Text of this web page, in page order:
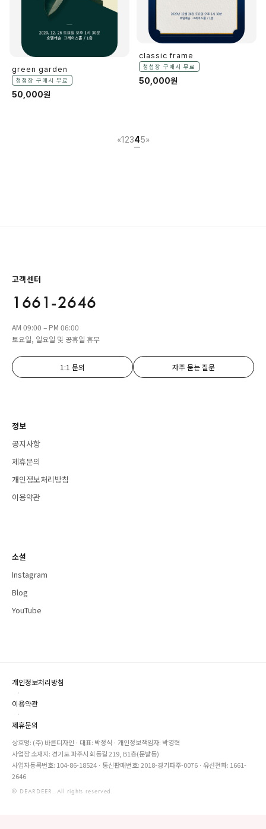
green garden
청첩장 구매시 무료
50,000원
classic frame
청첩장 구매시 무료
50,000원
«1 2345»
고객센터
1661-2646
AM 09:00 – PM 06:00
토요일, 일요일 및 공휴일 휴무
1:1 문의 자주 묻는 질문
정보
공지사항
제휴문의
개인정보처리방침
이용약관
소셜
Instagram
Blog
YouTube
개인정보처리방침
·
이용약관
·
제휴문의
상호명: (주) 바른디자인 · 대표: 박정식 · 개인정보책임자: 박영혁
사업장 소재지: 경기도 파주시 회동길 219, B1층(문발동)
사업자등록번호: 104-86-18524 · 통신판매번호: 2018-경기파주-0076 · 유선전화: 1661-
2646
© DEARDEER. All rights reserved.